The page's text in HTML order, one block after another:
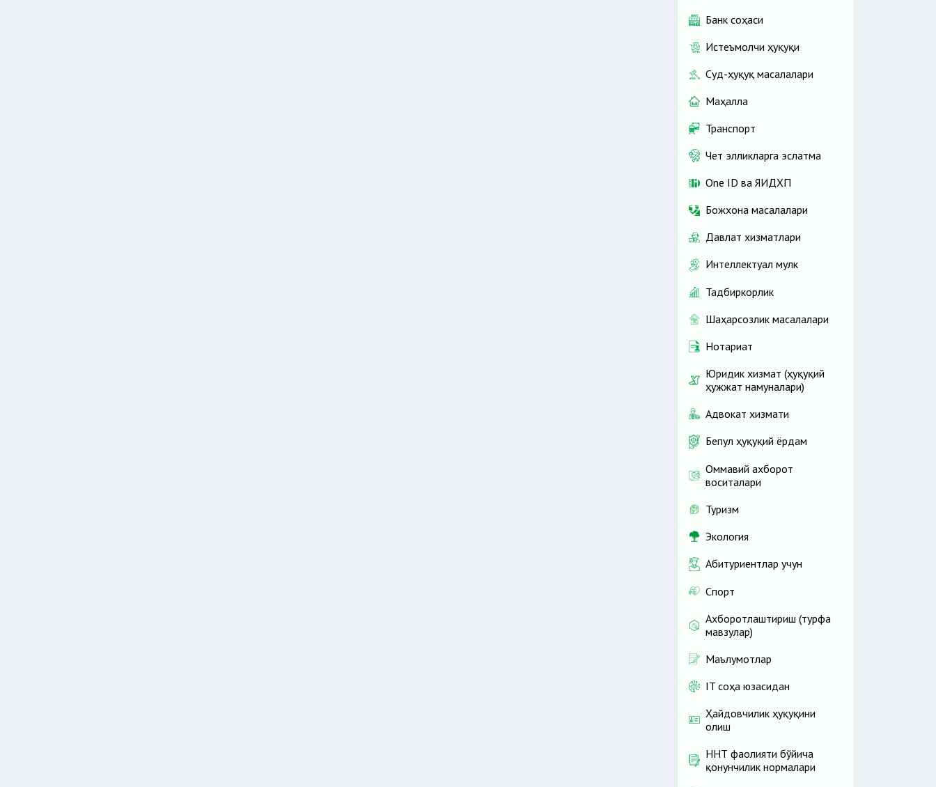
Банк соҳаси
Истеъмолчи ҳуқуқи
Суд-ҳуқуқ масалалари
Маҳалла
Транспорт
Чет элликларга эслатма
One ID ва ЯИДХП
Божхона масалалари
Давлат хизматлари
Интеллектуал мулк
Тадбиркорлик
Шаҳарсозлик масалалари
Нотариат
Юридик хизмат (ҳуқуқий
ҳужжат намуналари)
Адвокат хизмати
Бепул ҳуқуқий ёрдам
Оммавий ахборот
воситалари
Туризм
Экология
Абитуриентлар учун
Спорт
Ахборотлаштириш (турфа
мавзулар)
Маълумотлар
IT соҳа юзасидан
Ҳайдовчилик ҳуқуқини
олиш
ННТ фаолияти бўйича
қонунчилик нормалари